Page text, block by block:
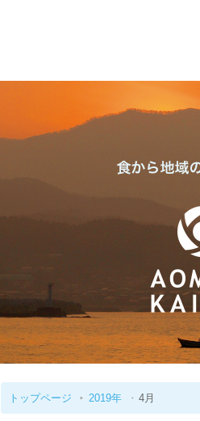
トップページ 2019年 4月